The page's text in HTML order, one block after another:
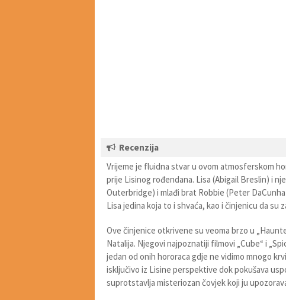
Recenzija
Vrijeme je fluidna stvar u ovom atmosferskom
prije Lisinog rođendana. Lisa (Abigail Breslin) i
Outerbridge) i mlađi brat Robbie (Peter
Lisa jedina koja to i shvaća, kao i činjenicu da su
Ove činjenice otkrivene su veoma brzo u
Natalija. Njegovi najpoznatiji filmovi „Cube“ i
jedan od onih hororaca gdje ne vidimo mnogo
isključivo iz Lisine perspektive dok pokušava
suprotstavlja misteriozan čovjek koji ju